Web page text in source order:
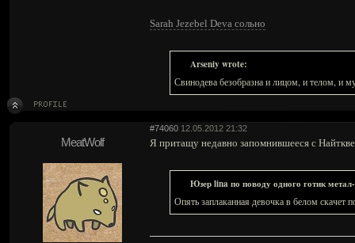
Sarah Jezebel Deva сольно
Arseniy wrote:
Свинодева безобразна и лицом, и телом, и
#74060 12.05.2012 21:32
MeatWolf Я притащу недавно запомнившееся с
Юзер lina по поводу одного готик
Опять заплаканная девочка в белом